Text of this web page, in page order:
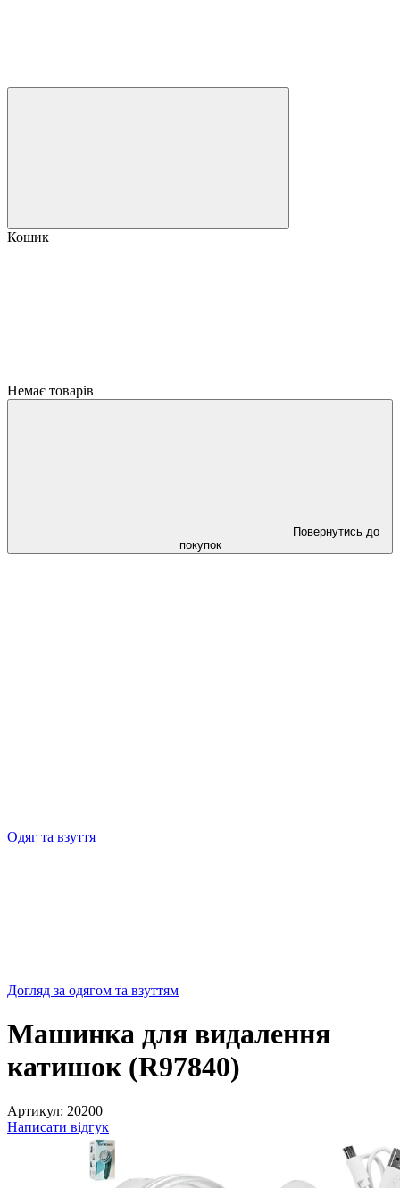
Кошик
Немає товарів
Повернутись до
покупок
Одяг та взуття
Догляд за одягом та взуттям
Машинка для видалення
катишок (R97840)
Артикул: 20200
Написати відгук